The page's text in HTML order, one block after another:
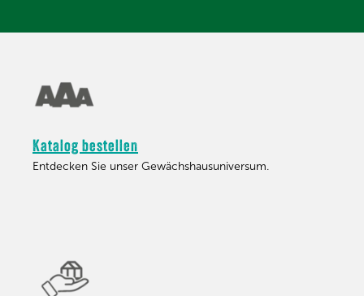
Katalog bestellen
Entdecken Sie unser Gewächshausuniversum.